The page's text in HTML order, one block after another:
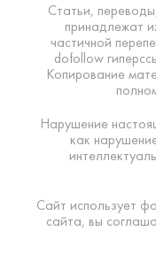
Статьи,
принадлежат
частичной
dofollow
Копирование
Нарушение
как
Сайт использует
сайта, вы